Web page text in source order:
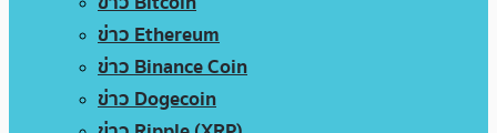
ข่าว Ethereum
ข่าว Binance Coin
ข่าว Dogecoin